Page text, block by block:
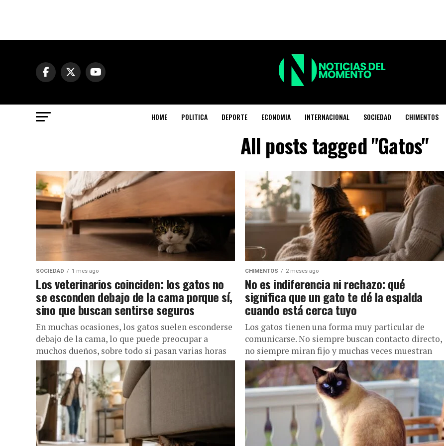
HOME POLITICA DEPORTE ECONOMIA INTERNACIONAL SOCIEDAD CHIMENTOS
All posts tagged "Gatos"
SOCIEDAD 1 mes ago
Los veterinarios coinciden: los gatos no
se esconden debajo de la cama porque sí,
sino que buscan sentirse seguros
En muchas ocasiones, los gatos suelen esconderse
debajo de la cama, lo que puede preocupar a
muchos dueños, sobre todo si pasan varias horas
en ese...
CHIMENTOS 2 meses ago
No es indiferencia ni rechazo: qué
significa que un gato te dé la espalda
cuando está cerca tuyo
Los gatos tienen una forma muy particular de
comunicarse. No siempre buscan contacto directo,
no siempre miran fijo y muchas veces muestran
cariño de maneras que...